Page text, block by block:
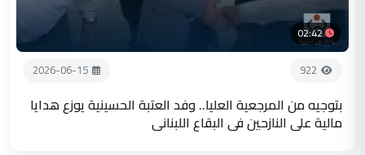
02:42
922
2026-06-15
بتوجيه من المرجعية العليا.. وفد العتبة الحسينية يوزع هدايا
مالية على النازحين في البقاع اللبناني